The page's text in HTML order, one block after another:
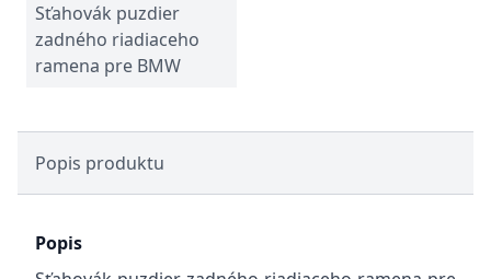
Sťahovák puzdier
zadného riadiaceho
ramena pre BMW
Popis produktu
Popis